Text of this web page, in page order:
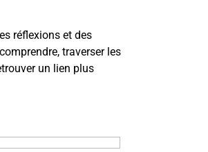
réflexions et des
traverser les
un lien plus